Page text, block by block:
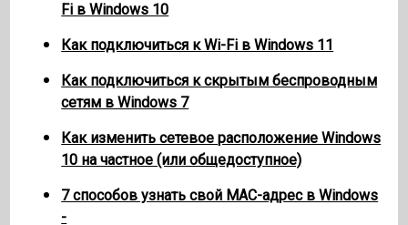
Fi в Windows 10
Как подключиться к Wi-Fi в Windows 11
Как подключиться к скрытым беспроводным
сетям в Windows 7
Как изменить сетевое расположение Windows
10 на частное (или общедоступное)
7 способов узнать свой MAC-адрес в Windows
-